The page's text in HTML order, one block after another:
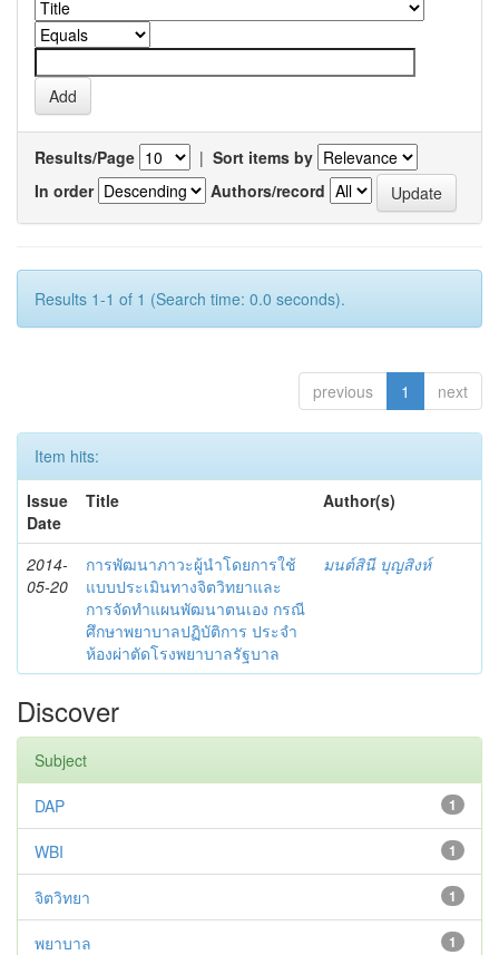
Results/Page | Sort items by
In order
Authors/record
Results 1-1 of 1 (Search time: 0.0 seconds).
previous 1 next
Item hits:
Issue
Date
Title Author(s)
2014-
05-20
การพัฒนาภาวะผู้นำโดยการใช้
แบบประเมินทางจิตวิทยาและ
การจัดทำแผนพัฒนาตนเอง กรณี
ศึกษาพยาบาลปฏิบัติการ ประจำ
ห้องผ่าตัดโรงพยาบาลรัฐบาล
มนต์สินี บุญสิงห์
Discover
Subject
1
DAP
1
WBI
1
จิตวิทยา
1
พยาบาล